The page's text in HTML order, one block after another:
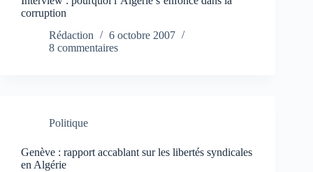
corruption
Rédaction
6 octobre 2007
8 commentaires
Politique
Genève : rapport accablant sur les libertés syndicales
en Algérie